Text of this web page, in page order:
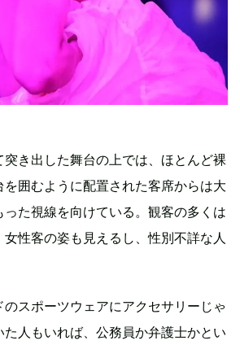
き出した舞台の上では、ほとんど裸
囲むように配置された客席からは大
た視線を向けている。観客の多くは
性客の姿も見えるし、性別不詳な人
スポーツウェアにアクセサリーじゃ
た人もいれば、公務員か弁護士かとい